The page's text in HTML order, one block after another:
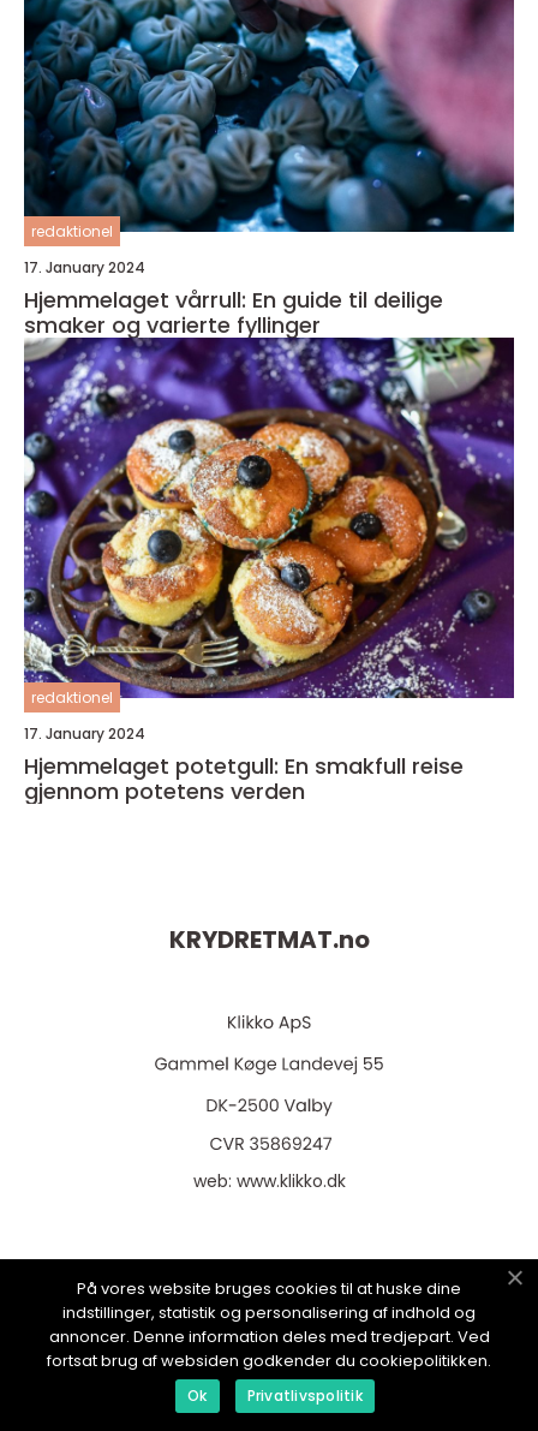
redaktionel
17. January 2024
Hjemmelaget vårrull: En guide til deilige
smaker og varierte fyllinger
redaktionel
17. January 2024
Hjemmelaget potetgull: En smakfull reise
gjennom potetens verden
KRYDRETMAT.no
web: www.klikko.dk
Menu
Reklame
Om oss
På vores website bruges cookies til at huske dine
indstillinger, statistik og personalisering af indhold og
annoncer. Denne information deles med tredjepart. Ved
fortsat brug af websiden godkender du cookiepolitikken.
Ok Privatlivspolitik